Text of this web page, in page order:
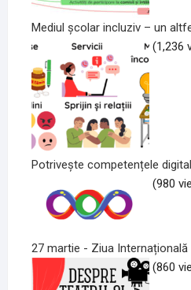
Mediul școlar incluziv – un
(1,236
Potrivește competențele
(980
27 martie - Ziua Internațională
(860